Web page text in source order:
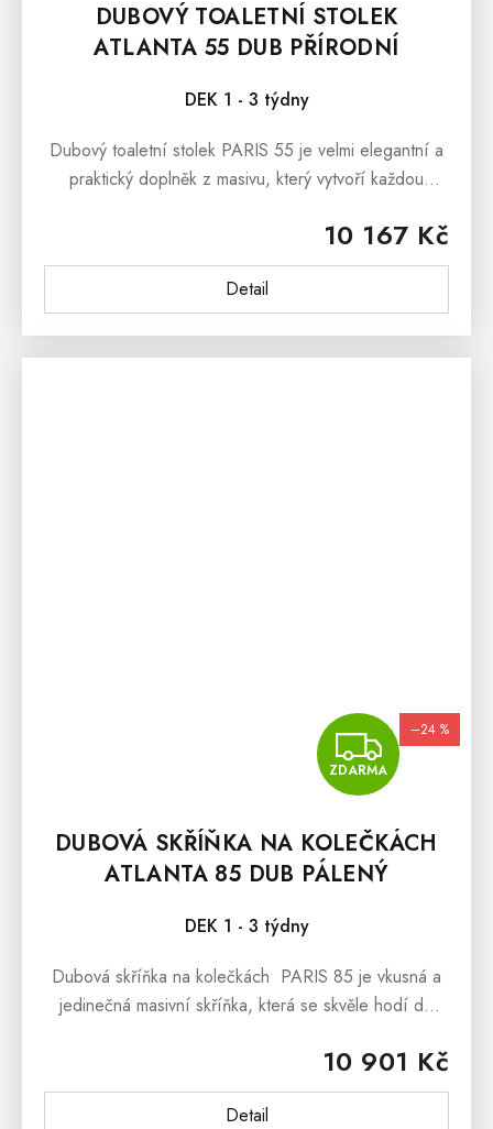
DUBOVÝ TOALETNÍ STOLEK
ATLANTA 55 DUB PŘÍRODNÍ
DEK 1 - 3 týdny
10 167 Kč
Detail
Dubový toaletní stolek PARIS 55 je velmi elegantní a
praktický doplněk z masivu, který vytvoří každou
ZDARMA
–24 %
DUBOVÁ SKŘÍŇKA NA KOLEČKÁCH
ATLANTA 85 DUB PÁLENÝ
DEK 1 - 3 týdny
10 901 Kč
Detail
Dubová skříňka na kolečkách PARIS 85 je vkusná a
jedinečná masivní skříňka, která se skvěle hodí do